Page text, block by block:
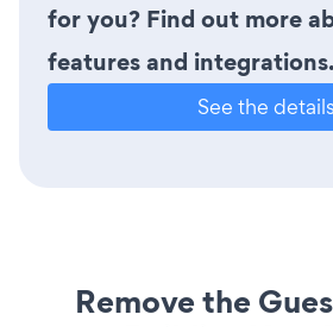
for you? Find out more
features and integrations.
See the details
Remove the